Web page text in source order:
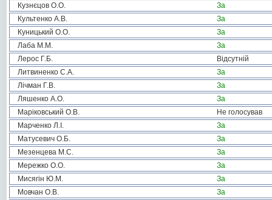
Кузнєцов О.О.
За
Культенко А.В.
За
Куницький О.О.
За
Лаба М.М.
За
Лерос Г.Б.
Відсутній
Литвиненко С.А.
За
Лічман Г.В.
За
Ляшенко А.О.
За
Маріковський О.В.
Не голосував
Марченко Л.І.
За
Матусевич О.Б.
За
Мезенцева М.С.
За
Мережко О.О.
За
Мисягін Ю.М.
За
Мовчан О.В.
За